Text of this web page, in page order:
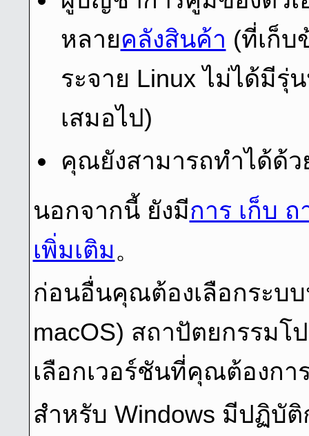
หลายคลังสินค้า (ที่เก็บ
ระจาย Linux ไม่ได้มีรุ่
เสมอไป)
คุณยังสามารถทําได้ด้ว
นอกจากนี้ ยังมีการ เก็บ
เพิ่มเติม。
ก่อนอื่นคุณต้องเลือกระบบ
macOS) สถาปัตยกรรมโ
เลือกเวอร์ชันที่คุณต้องกา
สําหรับ Windows มีปฏิบัติ